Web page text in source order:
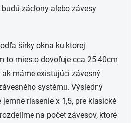
záclony alebo závesy
šírky okna ku ktorej
to miesto dovoľuje cca 25-40cm
ak máme existujúci závesný
systému. Výsledný
riasenie x 1,5, pre klasické
na počet závesov, ktoré